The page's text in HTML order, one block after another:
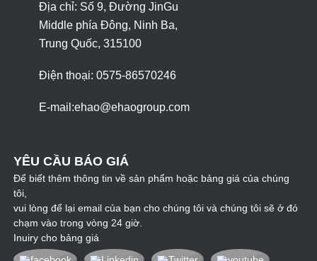
Địa chỉ: Số 9, Đường JinGu
Middle phía Đông, Ninh Ba,
Trung Quốc, 315100
Điện thoại: 0575-86570246
E-mail:ehao@ehaogroup.com
YÊU CẦU BÁO GIÁ
Để biết thêm thông tin về sản phẩm hoặc bảng giá của chúng
tôi,
vui lòng để lại email của bạn cho chúng tôi và chúng tôi sẽ ở đó
chạm vào trong vòng 24 giờ.
Inuiry cho bảng giá